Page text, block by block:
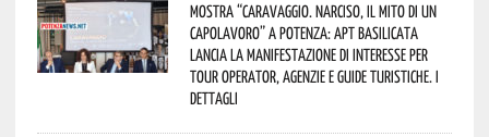
Mostra “Caravaggio. Narciso, il mito di un
capolavoro” a Potenza: APT Basilicata
lancia la manifestazione di interesse per
Tour Operator, Agenzie e Guide Turistiche. I
dettagli